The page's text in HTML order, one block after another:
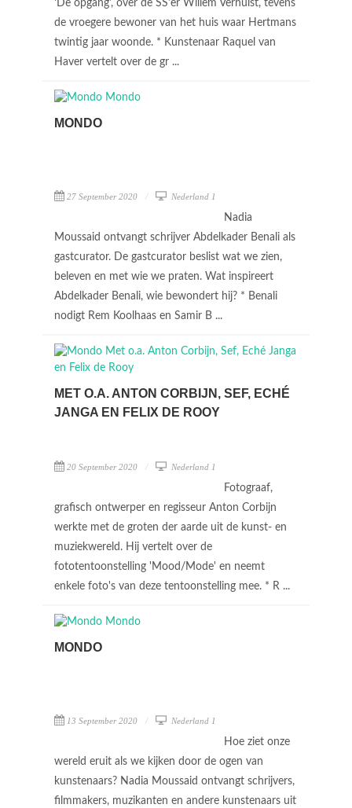
'De opgang', over de SS'er Willem Verhulst, tevens
de vroegere bewoner van het huis waar Hertmans
twintig jaar woonde. * Kunstenaar Raquel van
Haver vertelt over de gr ...
MONDO
27 September 2020 Nederland 1
Nadia
Moussaid ontvangt schrijver Abdelkader Benali als
gastcurator. De gastcurator beslist wat we zien,
beleven en met wie we praten. Wat inspireert
Abdelkader Benali, wie bewondert hij? * Benali
nodigt Rem Koolhaas en Samir B ...
MET O.A. ANTON CORBIJN, SEF, ECHÉ
JANGA EN FELIX DE ROOY
20 September 2020 Nederland 1
Fotograaf,
grafisch ontwerper en regisseur Anton Corbijn
werkte met de groten der aarde uit de kunst- en
muziekwereld. Hij vertelt over de
fototentoonstelling 'Mood/Mode' en neemt
enkele foto's van deze tentoonstelling mee. * R ...
MONDO
13 September 2020 Nederland 1
Hoe ziet onze
wereld eruit als we kijken door de ogen van
kunstenaars? Nadia Moussaid ontvangt schrijvers,
filmmakers, muzikanten en andere kunstenaars uit